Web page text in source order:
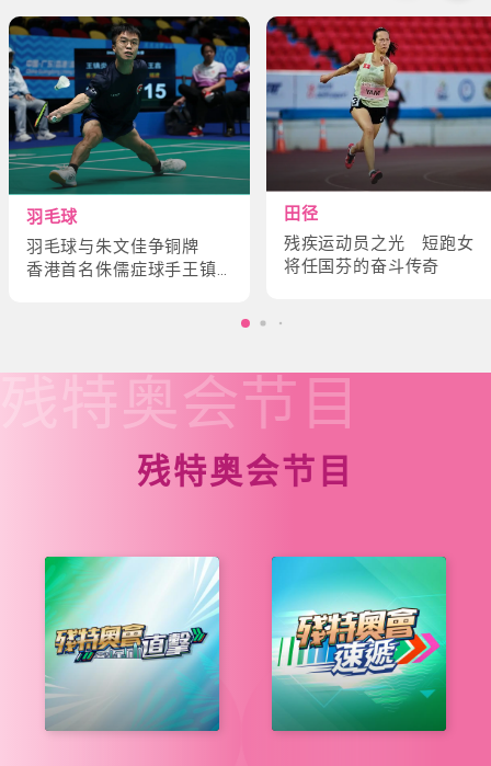
羽毛球
羽毛球与朱文佳争铜牌
香港首名侏儒症球手王镇
田径
残疾运动员之光 短跑女
将任国芬的奋斗传奇
残特奥会节目
残特奥会节目